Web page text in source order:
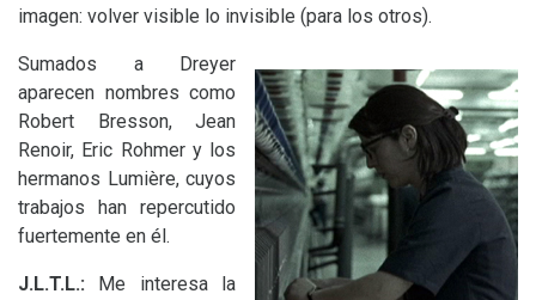
imagen: volver visible lo invisible (para los otros).
Sumados a Dreyer
aparecen nombres como
Robert Bresson, Jean
Renoir, Eric Rohmer y los
hermanos Lumière, cuyos
trabajos han repercutido
fuertemente en él.
J.L.T.L.: Me interesa la